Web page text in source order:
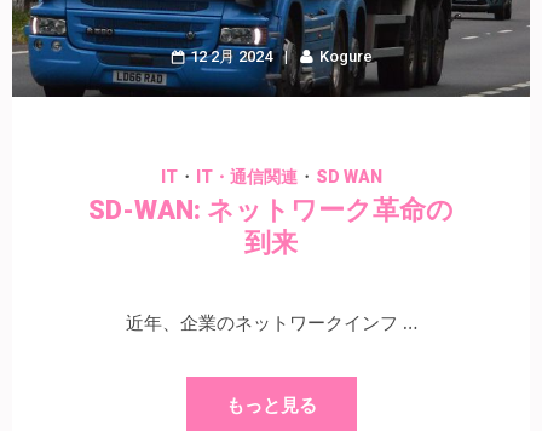
12 2月 2024 Kogure
IT・ IT・通信関連・ SD WAN
SD-WAN: ネットワーク革命の
到来
近年、企業のネットワークインフ …
もっと見る